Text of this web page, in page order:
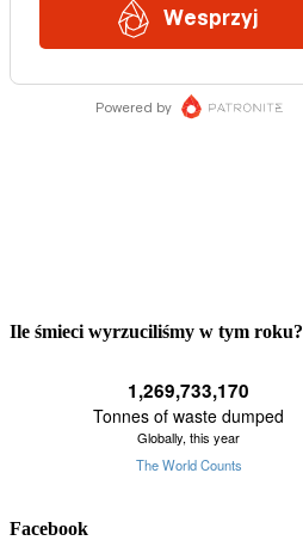
Ile śmieci wyrzuciliśmy w tym roku?
Facebook